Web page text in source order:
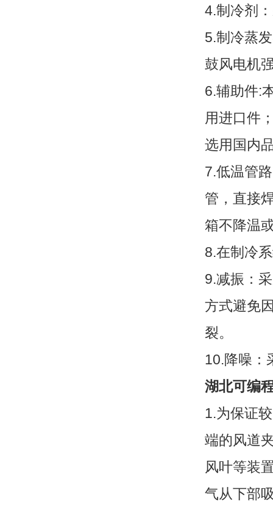
4.制冷剂
5.制冷蒸
鼓风电机
6.辅助件:
用进口件
选用国内
7.低温管
管，直接
箱不降温
8.在制冷
9.减振：
方式避免
裂。
10.降噪：
湖北可编
1.为保证
端的风道
风叶等装
气从下部